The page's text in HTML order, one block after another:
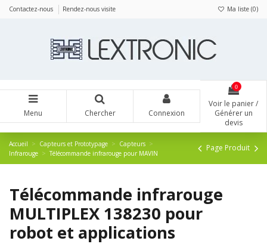
Contactez-nous Rendez-nous visite Ma liste (0)
Menu Chercher Connexion
0
Voir le panier /
Générer un
devis
Accueil Capteurs et Prototypage
Capteurs
Infrarouge
Télécommande infrarouge pour MAVIN
Page Produit
Télécommande infrarouge
MULTIPLEX 138230 pour
robot et applications
Panneau de gestion des cookies